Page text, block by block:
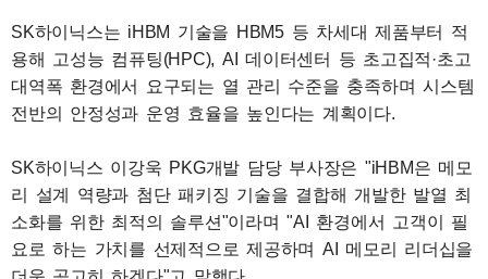
SK하이닉스는 iHBM 기술을 HBM5 등 차세대 제품부터 적
용해 고성능 컴퓨팅(HPC), AI 데이터센터 등 초고집적·초고
대역폭 환경에서 요구되는 열 관리 수준을 충족하며 시스템
전반의 안정성과 운영 효율을 높인다는 계획이다.
SK하이닉스 이강욱 PKG개발 담당 부사장은 "iHBM은 메모
리 설계 역량과 첨단 패키징 기술을 결합해 개발한 발열 최
소화를 위한 최적의 솔루션"이라며 "AI 환경에서 고객이 필
요로 하는 가치를 선제적으로 제공하며 AI 메모리 리더십을